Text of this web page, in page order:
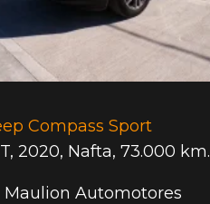
Compass Sport
, 2020, Nafta, 73.000 km.
Maulion Automotores